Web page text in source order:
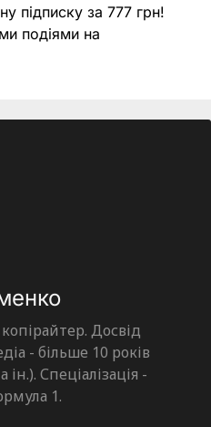
підписку за 777 грн!
подіями на
Досвід
- більше 10 років
Спеціалізація -
1.